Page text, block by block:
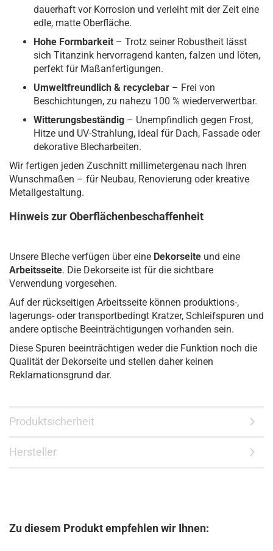
dauerhaft vor Korrosion und verleiht mit der Zeit eine
edle, matte Oberfläche.
Hohe Formbarkeit – Trotz seiner Robustheit lässt
sich Titanzink hervorragend kanten, falzen und löten,
perfekt für Maßanfertigungen.
Umweltfreundlich & recyclebar – Frei von
Beschichtungen, zu nahezu 100 % wiederverwertbar.
Witterungsbeständig – Unempfindlich gegen Frost,
Hitze und UV-Strahlung, ideal für Dach, Fassade oder
dekorative Blecharbeiten.
Wir fertigen jeden Zuschnitt millimetergenau nach Ihren
Wunschmaßen – für Neubau, Renovierung oder kreative
Metallgestaltung.
Hinweis zur Oberflächenbeschaffenheit
Unsere Bleche verfügen über eine Dekorseite und eine
Arbeitsseite. Die Dekorseite ist für die sichtbare
Verwendung vorgesehen.
Auf der rückseitigen Arbeitsseite können produktions-,
lagerungs- oder transportbedingt Kratzer, Schleifspuren und
andere optische Beeinträchtigungen vorhanden sein.
Diese Spuren beeinträchtigen weder die Funktion noch die
Qualität der Dekorseite und stellen daher keinen
Reklamationsgrund dar.
Produktsicherheit
Hersteller
Zu diesem Produkt empfehlen wir Ihnen: